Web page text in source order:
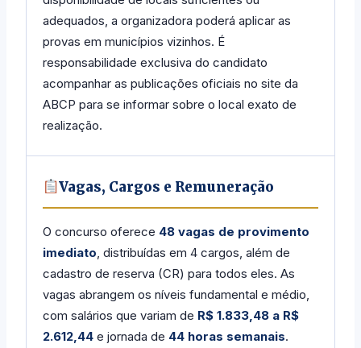
adequados, a organizadora poderá aplicar as
provas em municípios vizinhos. É
responsabilidade exclusiva do candidato
acompanhar as publicações oficiais no site da
ABCP para se informar sobre o local exato de
realização.
Vagas, Cargos e Remuneração
O concurso oferece 48 vagas de provimento
imediato, distribuídas em 4 cargos, além de
cadastro de reserva (CR) para todos eles. As
vagas abrangem os níveis fundamental e médio,
com salários que variam de R$ 1.833,48 a R$
2.612,44 e jornada de 44 horas semanais.